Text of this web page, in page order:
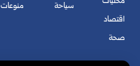
اقتصاد
صحة
سياحة
منوعات